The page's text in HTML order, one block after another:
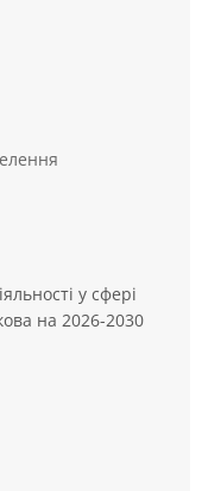
у сфері
на 2026-2030